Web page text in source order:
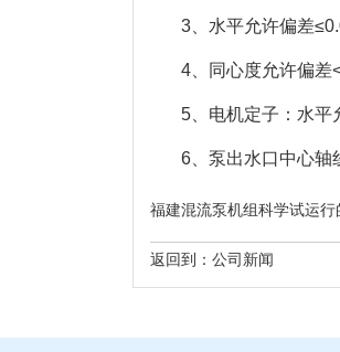
3、水平允许偏差
4、同心度允许偏差
5、电机定子：水平
6、泵出水口中心轴
福建混流泵机组科学试运
返回到： 公司新闻